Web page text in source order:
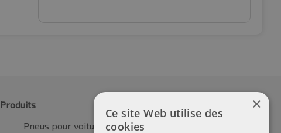
Produits
Pneus pour voitures
×
Ce site Web utilise des
cookies